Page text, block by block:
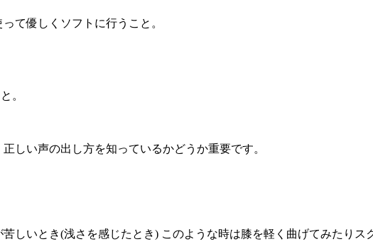
て優しくソフトに行うこと。
と。
しい声の出し方を知っているかどうか重要です。
しいとき(浅さを感じたとき) このような時は膝を軽く曲げてみたり